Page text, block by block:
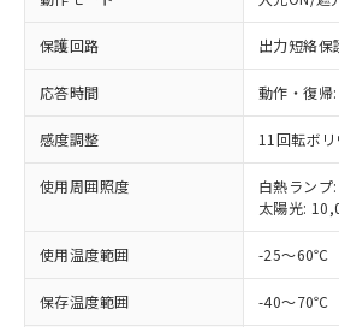
保護回路 出力短絡保
応答時間 動作・復帰
感度調整 11回転ボリ
使用周囲照度
白熱ラン
太陽光:
使用温度範囲 -25～60℃
保存温度範囲 -40～70℃
対応済み：EU RoHS指令
非含有に対応した製品が提供